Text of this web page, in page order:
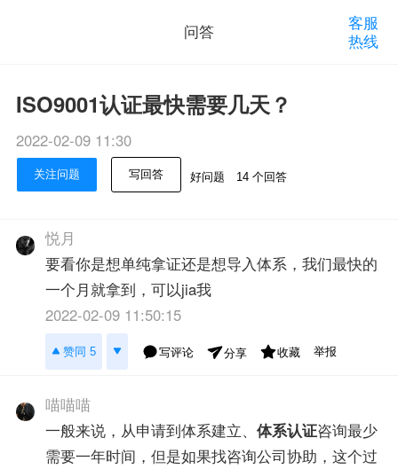
问答
客服
热线
ISO9001认证最快需要几天？
2022-02-09 11:30
关注问题 写回答 好问题 14 个回答
悦月
要看你是想单纯拿证还是想导入体系，我们最快的
一个月就拿到，可以jia我
2022-02-09 11:50:15
赞同 5 写评论 分享 收藏 举报
喵喵喵
一般来说，从申请到体系建立、体系认证咨询最少
需要一年时间，但是如果找咨询公司协助，这个过